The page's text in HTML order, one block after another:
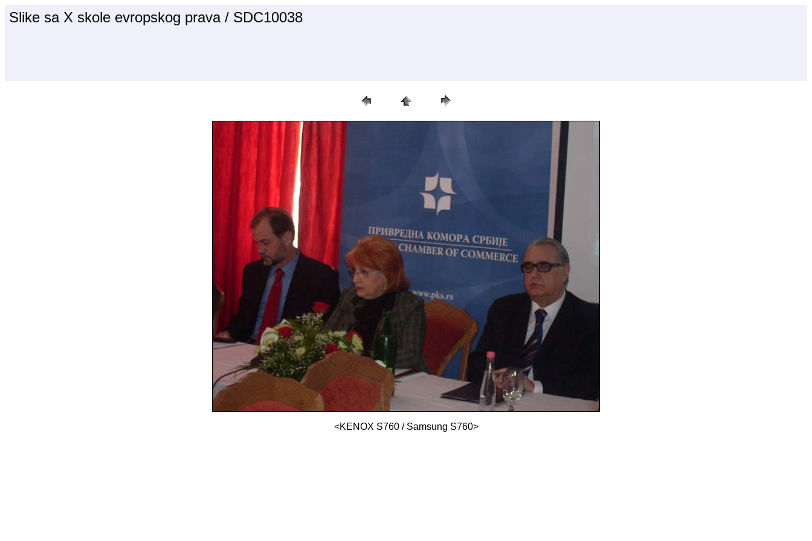
Slike sa X skole evropskog prava / SDC10038
<KENOX S760 / Samsung S760>